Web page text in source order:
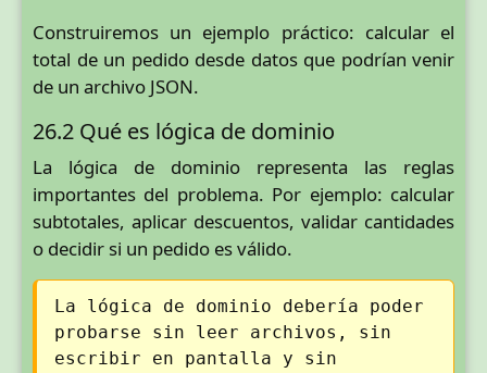
Construiremos un ejemplo práctico: calcular el
total de un pedido desde datos que podrían venir
de un archivo JSON.
26.2 Qué es lógica de dominio
La lógica de dominio representa las reglas
importantes del problema. Por ejemplo: calcular
subtotales, aplicar descuentos, validar cantidades
o decidir si un pedido es válido.
La lógica de dominio debería poder
probarse sin leer archivos, sin
escribir en pantalla y sin